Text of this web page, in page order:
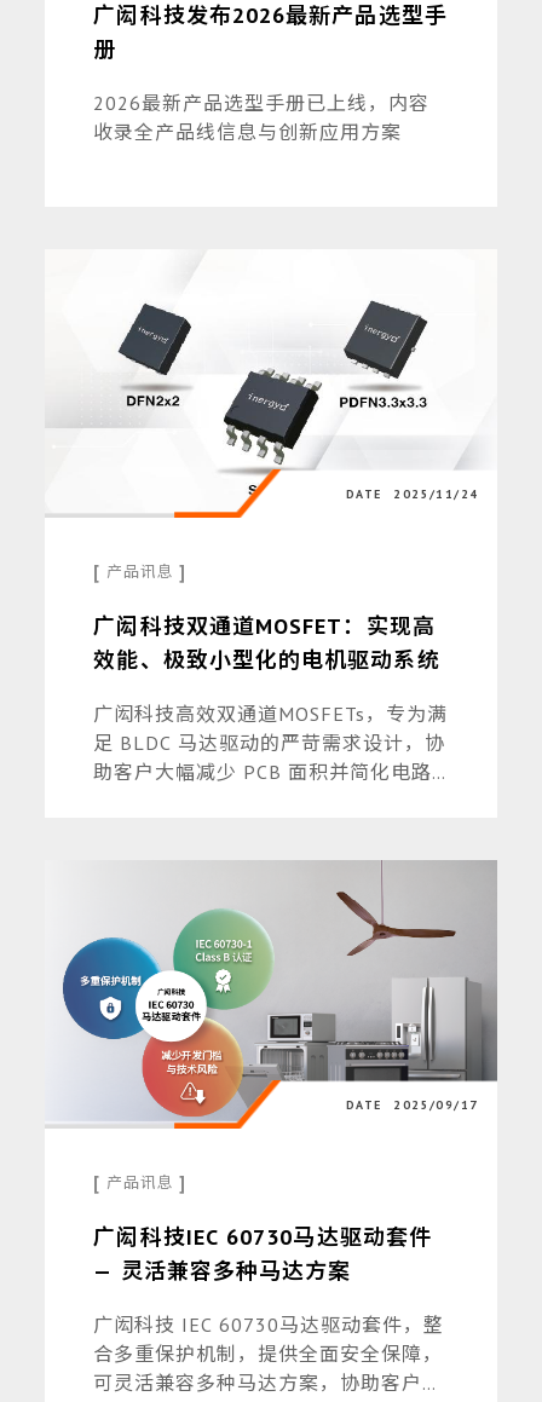
广闳科技发布2026最新产品选型手
册
2026最新产品选型手册已上线，内容
收录全产品线信息与创新应用方案
DATE 2025/11/24
[ 产品讯息 ]
广闳科技双通道MOSFET：实现高
效能、极致小型化的电机驱动系统
广闳科技高效双通道MOSFETs，专为满
足 BLDC 马达驱动的严苛需求设计，协
助客户大幅减少 PCB 面积并简化电路
DATE 2025/09/17
[ 产品讯息 ]
广闳科技IEC 60730马达驱动套件
— 灵活兼容多种马达方案
广闳科技 IEC 60730马达驱动套件，整
合多重保护机制，提供全面安全保障，
可灵活兼容多种马达方案，协助客户简